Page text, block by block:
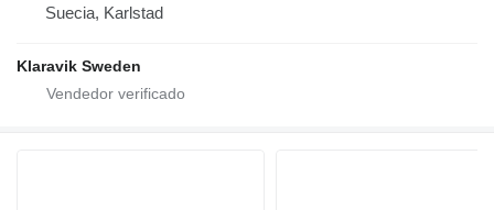
Suecia, Karlstad
Klaravik Sweden